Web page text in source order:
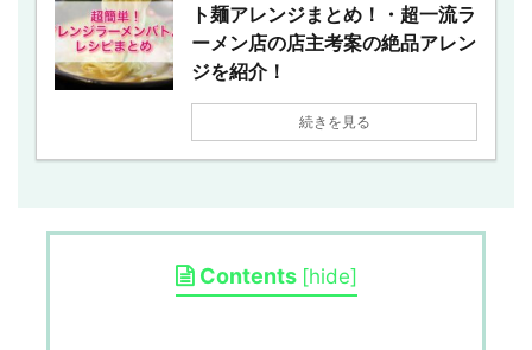
ト麺アレンジまとめ！・超一流ラ
ーメン店の店主考案の絶品アレン
ジを紹介！
続きを見る
Contents [hide]